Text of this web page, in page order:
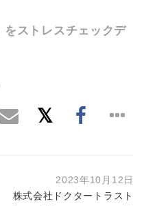
をストレスチェックデ
2023年10月12日
株式会社ドクタートラスト